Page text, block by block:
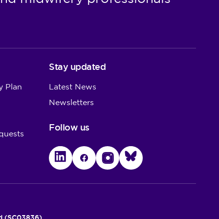
Plan
Stay updated
Latest News
Newsletters
Follow us
LinkedInFacebookInstagramBluesky